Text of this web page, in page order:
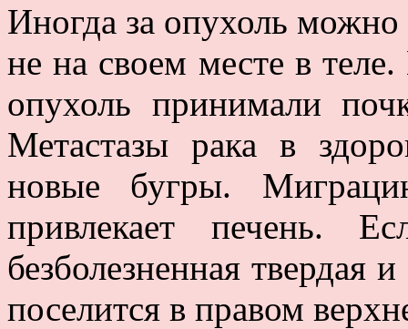
Иногда за опухоль
не на своем месте в
опухоль принимали
Метастазы рака в
новые бугры.
привлекает печень.
безболезненная твердая
поселится в правом